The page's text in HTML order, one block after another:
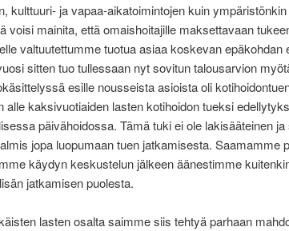
kulttuuri- ja vapaa-aikatoimintojen kuin
voisi mainita, että omaishoitajille maksettavaan
valtuutettumme tuotua asiaa koskevan epäkohdan
sitten tuo tullessaan nyt sovitun talousarvion
esille nousseista asioista oli
alle kaksivuotiaiden lasten kotihoidon tueksi
päivähoidossa. Tämä tuki ei ole lakisääteinen
jopa luopumaan tuen jatkamisesta. Saamamme
käydyn keskustelun jälkeen äänestimme
jatkamisen puolesta.
lasten osalta saimme siis tehtyä parhaan